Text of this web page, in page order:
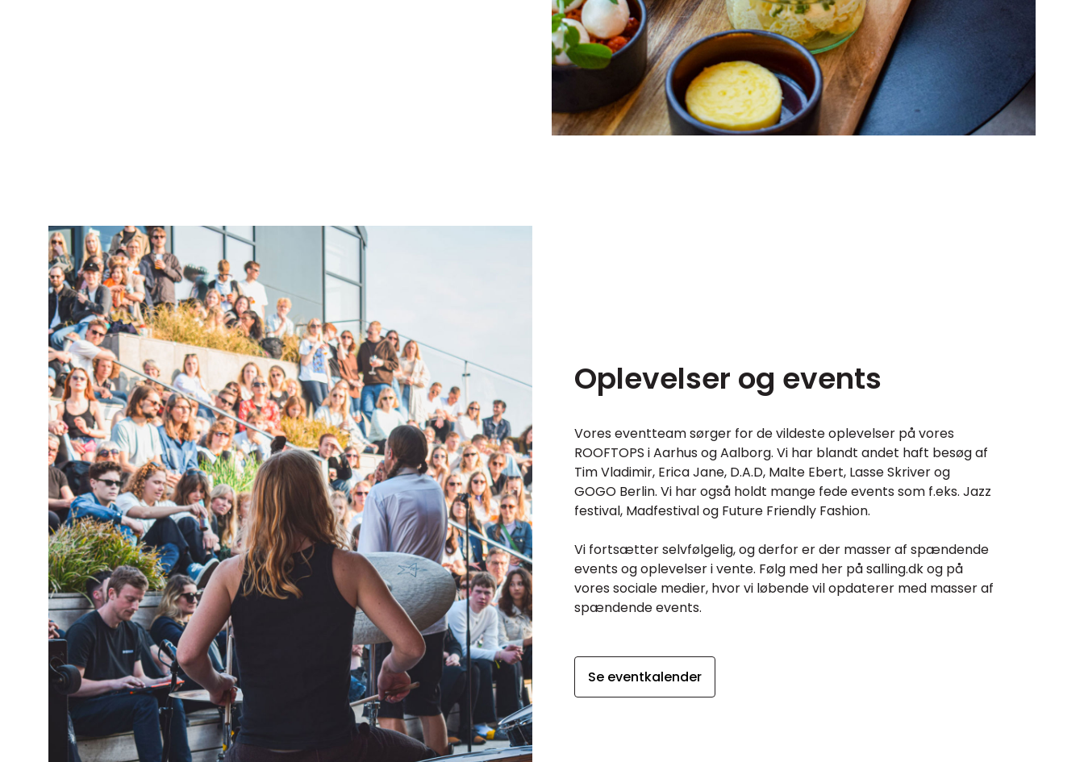
Oplevelser og events
Vores eventteam sørger for de vildeste oplevelser på vores
ROOFTOPS i Aarhus og Aalborg. Vi har blandt andet haft besøg af
Tim Vladimir, Erica Jane, D.A.D, Malte Ebert, Lasse Skriver og
GOGO Berlin. Vi har også holdt mange fede events som f.eks. Jazz
festival, Madfestival og Future Friendly Fashion.
Vi fortsætter selvfølgelig, og derfor er der masser af spændende
events og oplevelser i vente. Følg med her på salling.dk og på
vores sociale medier, hvor vi løbende vil opdaterer med masser af
spændende events.
Se eventkalender